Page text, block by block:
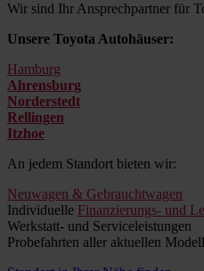
Wir sind Ihr Ansprechpartner für
Unsere Toyota Autohäuser:
Hamburg
Ahrensburg
Norderstedt
Rellingen
Itzhoe
An jedem Standort bieten wir:
Neuwagen & Gebrauchtwagen
Individuelle Finanzierungs- und
Werkstatt- und Serviceleistungen
Probefahrten aller aktuellen